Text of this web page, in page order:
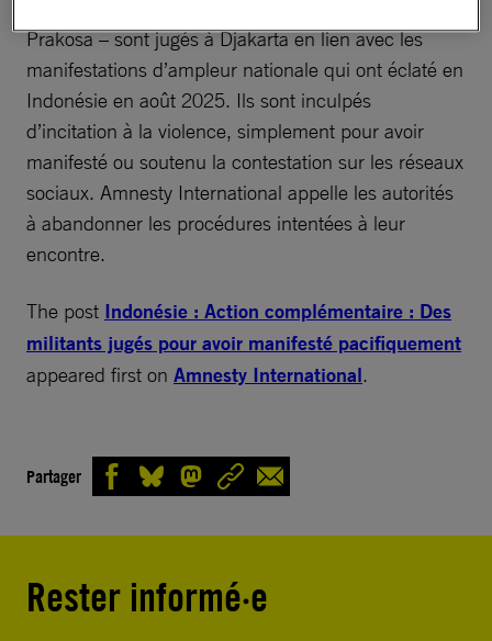
Prakosa – sont jugés à Djakarta en lien avec les
manifestations d’ampleur nationale qui ont éclaté en
Indonésie en août 2025. Ils sont inculpés
d’incitation à la violence, simplement pour avoir
manifesté ou soutenu la contestation sur les réseaux
sociaux. Amnesty International appelle les autorités
à abandonner les procédures intentées à leur
encontre.
The post Indonésie : Action complémentaire : Des
militants jugés pour avoir manifesté pacifiquement
appeared first on Amnesty International.
Partager
Rester informé·e